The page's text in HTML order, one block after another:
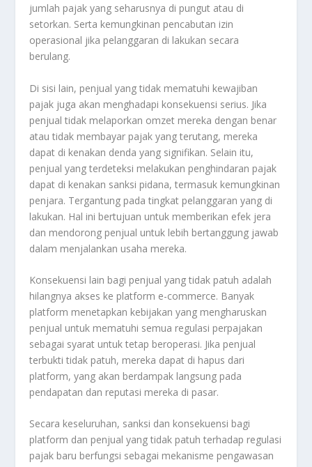
jumlah pajak yang seharusnya di pungut atau di
setorkan. Serta kemungkinan pencabutan izin
operasional jika pelanggaran di lakukan secara
berulang.
Di sisi lain, penjual yang tidak mematuhi kewajiban
pajak juga akan menghadapi konsekuensi serius. Jika
penjual tidak melaporkan omzet mereka dengan benar
atau tidak membayar pajak yang terutang, mereka
dapat di kenakan denda yang signifikan. Selain itu,
penjual yang terdeteksi melakukan penghindaran pajak
dapat di kenakan sanksi pidana, termasuk kemungkinan
penjara. Tergantung pada tingkat pelanggaran yang di
lakukan. Hal ini bertujuan untuk memberikan efek jera
dan mendorong penjual untuk lebih bertanggung jawab
dalam menjalankan usaha mereka.
Konsekuensi lain bagi penjual yang tidak patuh adalah
hilangnya akses ke platform e-commerce. Banyak
platform menetapkan kebijakan yang mengharuskan
penjual untuk mematuhi semua regulasi perpajakan
sebagai syarat untuk tetap beroperasi. Jika penjual
terbukti tidak patuh, mereka dapat di hapus dari
platform, yang akan berdampak langsung pada
pendapatan dan reputasi mereka di pasar.
Secara keseluruhan, sanksi dan konsekuensi bagi
platform dan penjual yang tidak patuh terhadap regulasi
pajak baru berfungsi sebagai mekanisme pengawasan